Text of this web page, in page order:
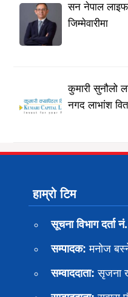
सन नेपाल
जिम्मेवारीमा
कुमारी सुनौलो
नगद लाभांश
हाम्रो टिम
सूचना विभाग
सम्पादक: मनोज
सम्वाददाता: सृजना